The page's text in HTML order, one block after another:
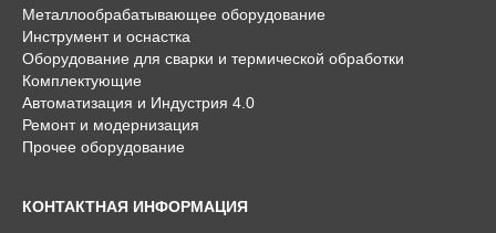
Металлообрабатывающее оборудование
Инструмент и оснастка
Оборудование для сварки и термической обработки
Комплектующие
Автоматизация и Индустрия 4.0
Ремонт и модернизация
Прочее оборудование
КОНТАКТНАЯ ИНФОРМАЦИЯ